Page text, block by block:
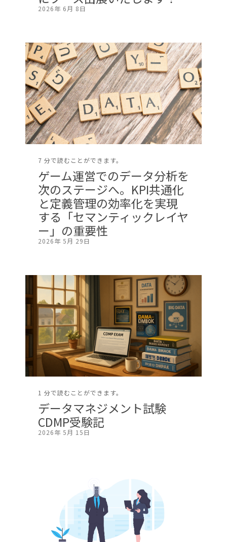
2026年 6月 8日
7 分で読むことができます。
ゲーム運営でのデータ分析を
次のステージへ。KPI共通化
と定義管理の効率化を実現
する「セマンティックレイヤ
ー」の重要性
2026年 5月 29日
1 分で読むことができます。
データマネジメント試験
CDMP受験記
2026年 5月 15日